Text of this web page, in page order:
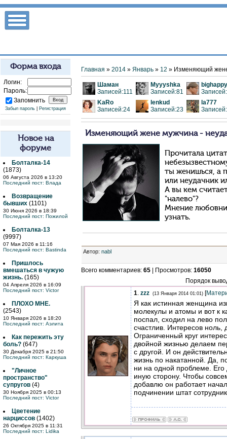
Форма входа
Логин:
Пароль:
Запомнить
Забыл пароль Регистрация
Новое на
форуме
Болталка-14
(1873)
06 Августа 2026 в 13:20
Последний пост: Влада
Возвращение
бывших (1101)
30 Июня 2026 в 18:39
Последний пост: Пожилой
Болталка-13
(9997)
07 Мая 2026 в 11:16
Последний пост: Bastinda
Пришлось
вмешаться в чужую
жизнь. (165)
04 Апреля 2026 в 16:09
Последний пост: Victor
ПЛОХО МНЕ.
(2543)
10 Января 2026 в 18:20
Последний пост: Аэлита
Как пережить эту
боль? (647)
30 Декабря 2025 в 21:50
Последний пост: Каркуша
"Личное
пространство"
супругов (4)
30 Ноября 2025 в 00:13
Последний пост: Victor
Цветение
нарциссов (1402)
26 Октября 2025 в 11:31
Последний пост: Lidika
Главная » 2014 » Январь » 12 » Изменяющий
Шаман
Записей:111
Myyyshka
Записей:81
bighappy
KaRo
Записей:24
lenkud
Записей:23
la777
Изменяющий жене мужчина -
Прочитала
ты женишься, а
или неудачник
А вы кем
"налево"?
Мнение
узнать.
Автор: nabl
Всего комментариев: 65 Просмотров: 16050
Порядок
1. zzz (13 Января 2014 01:01) [
Я как истинная женщина
молекулы и атомы и вот к
поспал, сходил на лево
счастлив. Интересов ноль,
Ограниченный круг
двойной жизнью делаем
с другой. И он
жизнь по накатанной. Да,
ни на одной проблеме. Его
иную сторону. Чтобы
добавлю он работает
подчинении штат